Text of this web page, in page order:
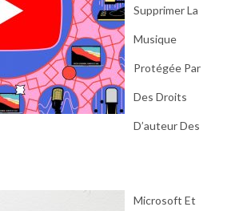
Supprimer La
Musique
Protégée Par
Des Droits
D’auteur Des
Microsoft Et